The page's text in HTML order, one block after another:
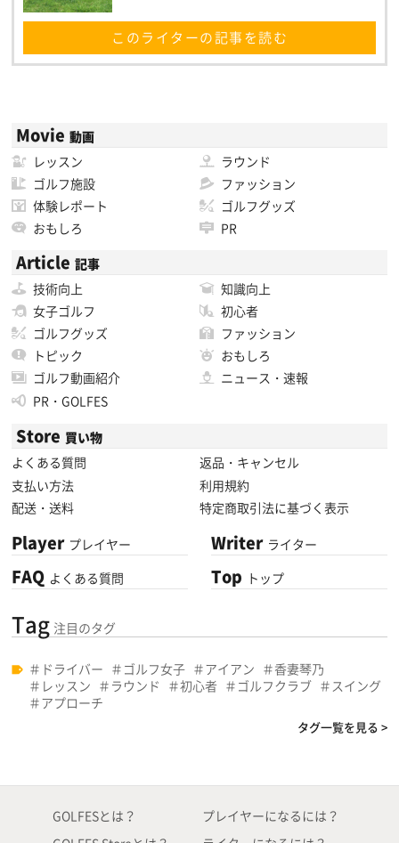
このライターの記事を読む
Movie 動画
レッスン
ラウンド
ゴルフ施設
ファッション
体験レポート
ゴルフグッズ
おもしろ
PR
Article 記事
技術向上
知識向上
女子ゴルフ
初心者
ゴルフグッズ
ファッション
トピック
おもしろ
ゴルフ動画紹介
ニュース・速報
PR・GOLFES
Store 買い物
よくある質問
返品・キャンセル
支払い方法
利用規約
配送・送料
特定商取引法に基づく表示
Player プレイヤー
FAQ よくある質問
Writer ライター
Top トップ
Tag 注目のタグ
ドライバー ゴルフ女子 アイアン
香妻琴乃
レッスン
ラウンド 初心者 ゴルフクラブ
スイング
アプローチ
タグ一覧を見る >
GOLFESとは？
プレイヤーになるには？